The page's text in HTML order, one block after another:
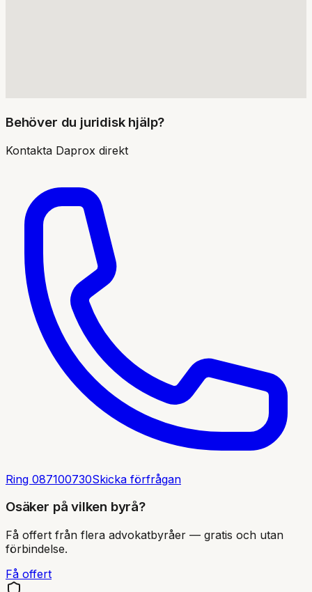
Behöver du juridisk hjälp?
Kontakta Daprox direkt
Ring 087100730Skicka förfrågan
Osäker på vilken byrå?
Få offert från flera advokatbyråer — gratis och utan
förbindelse.
Få offert